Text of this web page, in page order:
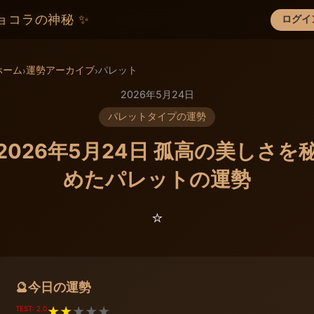
コラの神秘 ✨ ログイ
×
ーム›運勢アーカイブ›パレット
2026年5月24日
パレットタイプの運勢
年5月24日 孤高の美しさを
めたパレットの運勢
⭐️
🔮今日の運勢
TEST: 2.0